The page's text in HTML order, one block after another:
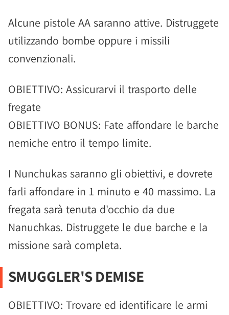
Alcune pistole AA saranno attive. Distruggete
utilizzando bombe oppure i missili
convenzionali.
OBIETTIVO: Assicurarvi il trasporto delle
fregate
OBIETTIVO BONUS: Fate affondare le barche
nemiche entro il tempo limite.
I Nunchukas saranno gli obiettivi, e dovrete
farli affondare in 1 minuto e 40 massimo. La
fregata sarà tenuta d'occhio da due
Nanuchkas. Distruggete le due barche e la
missione sarà completa.
SMUGGLER'S DEMISE
OBIETTIVO: Trovare ed identificare le armi